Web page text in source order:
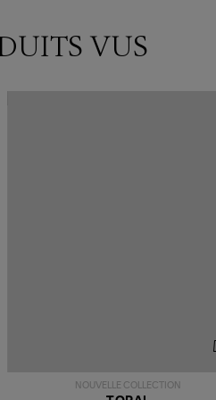
VUS
NOUVELLE COLLECTION